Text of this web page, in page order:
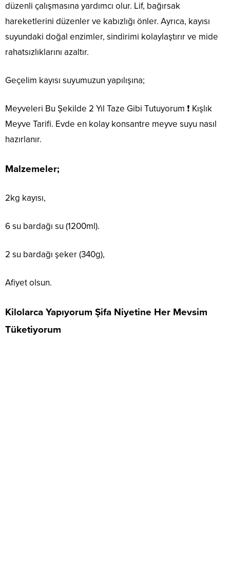
düzenli çalışmasına yardımcı olur. Lif, bağırsak
hareketlerini düzenler ve kabızlığı önler. Ayrıca, kayısı
suyundaki doğal enzimler, sindirimi kolaylaştırır ve mide
rahatsızlıklarını azaltır.
Geçelim kayısı suyumuzun yapılışına;
Meyveleri Bu Şekilde 2 Yıl Taze Gibi Tutuyorum ❗ Kışlık
Meyve Tarifi. Evde en kolay konsantre meyve suyu nasıl
hazırlanır.
Malzemeler;
2kg kayısı,
6 su bardağı su (1200ml).
2 su bardağı şeker (340g),
Afiyet olsun.
Kilolarca Yapıyorum Şifa Niyetine Her Mevsim
Tüketiyorum